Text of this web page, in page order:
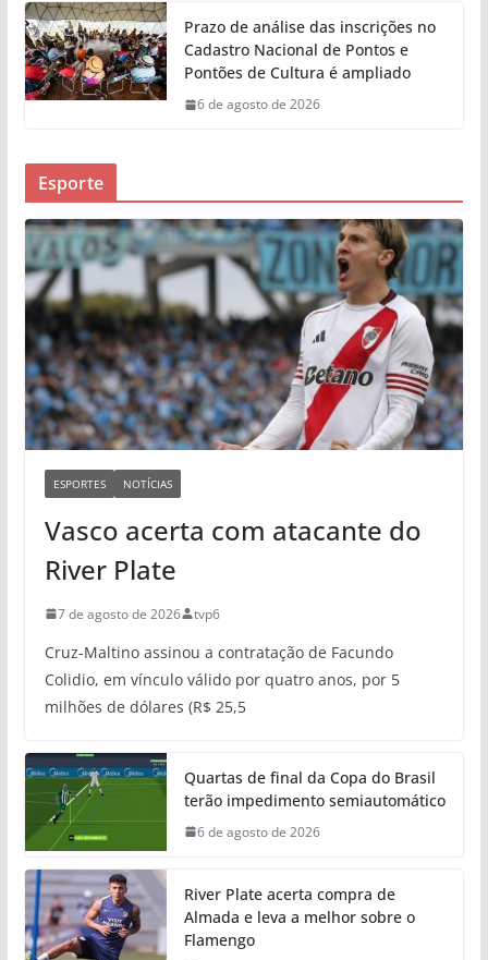
Prazo de análise das inscrições no
Cadastro Nacional de Pontos e
Pontões de Cultura é ampliado
6 de agosto de 2026
Esporte
ESPORTES NOTÍCIAS
Vasco acerta com atacante do
River Plate
7 de agosto de 2026 tvp6
Cruz-Maltino assinou a contratação de Facundo
Colidio, em vínculo válido por quatro anos, por 5
milhões de dólares (R$ 25,5
Quartas de final da Copa do Brasil
terão impedimento semiautomático
6 de agosto de 2026
River Plate acerta compra de
Almada e leva a melhor sobre o
Flamengo